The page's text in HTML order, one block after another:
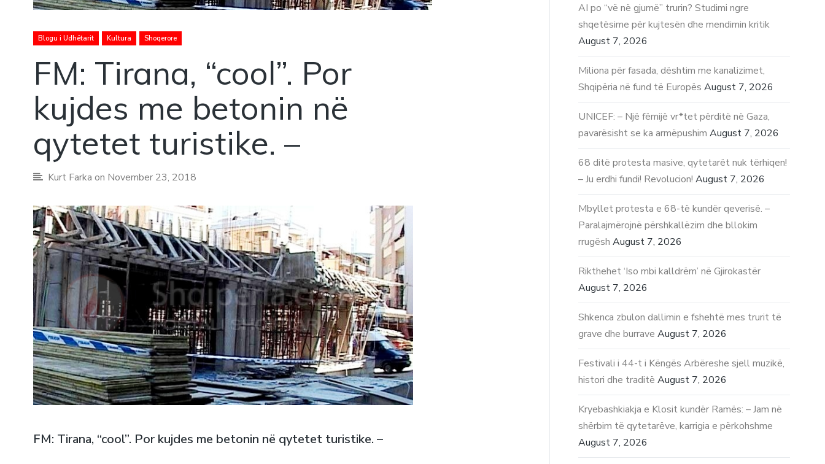
Blogu i Udhëtarit Kultura Shoqerore
FM: Tirana, “cool”. Por
kujdes me betonin në
qytetet turistike. –
Kurt Farka on November 23, 2018
FM: Tirana, “cool”. Por kujdes me betonin në qytetet turistike. –
AI po “vë në gjumë” trurin? Studimi ngre
shqetësime për kujtesën dhe mendimin kritik
August 7, 2026
Miliona për fasada, dështim me kanalizimet,
Shqipëria në fund të Europës August 7, 2026
UNICEF: – Një fëmijë vr*tet përditë në Gaza,
pavarësisht se ka armëpushim August 7, 2026
68 ditë protesta masive, qytetarët nuk tërhiqen!
– Ju erdhi fundi! Revolucion! August 7, 2026
Mbyllet protesta e 68-të kundër qeverisë. –
Paralajmërojnë përshkallëzim dhe bllokim
rrugësh August 7, 2026
Rikthehet ‘Iso mbi kalldrëm’ në Gjirokastër
August 7, 2026
Shkenca zbulon dallimin e fshehtë mes trurit të
grave dhe burrave August 7, 2026
Festivali i 44-t i Këngës Arbëreshe sjell muzikë,
histori dhe traditë August 7, 2026
Kryebashkiakja e Klosit kundër Ramës: – Jam në
shërbim të qytetarëve, karrigia e përkohshme
August 7, 2026